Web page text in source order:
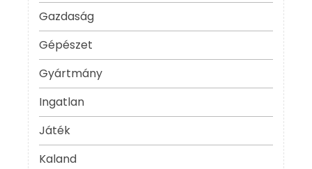
Gazdaság
Gépészet
Gyártmány
Ingatlan
Játék
Kaland